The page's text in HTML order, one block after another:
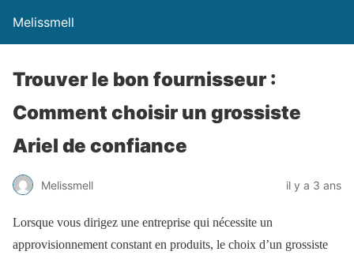
Melissmell
Trouver le bon fournisseur :
Comment choisir un grossiste
Ariel de confiance
Melissmell il y a 3 ans
Lorsque vous dirigez une entreprise qui nécessite un
approvisionnement constant en produits, le choix d’un grossiste